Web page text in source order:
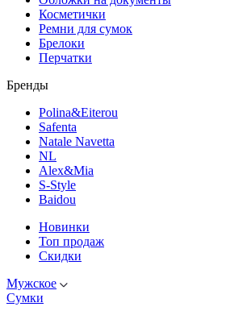
Косметички
Ремни для сумок
Брелоки
Перчатки
Бренды
Polina&Eiterou
Safenta
Natale Navetta
NL
Alex&Mia
S-Style
Baidou
Новинки
Топ продаж
Скидки
Мужское
Сумки